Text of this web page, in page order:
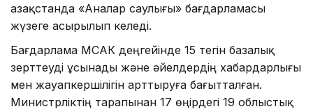
Қазақстанда «Аналар саулығы» бағдарламасы
жүзеге асырылып келеді.
Бағдарлама МСАК деңгейінде 15 тегін базалық
зерттеуді ұсынады және әйелдердің хабардарлығы
мен жауапкершілігін арттыруға бағытталған.
Министрліктің тарапынан 17 өңірдегі 19 облыстық